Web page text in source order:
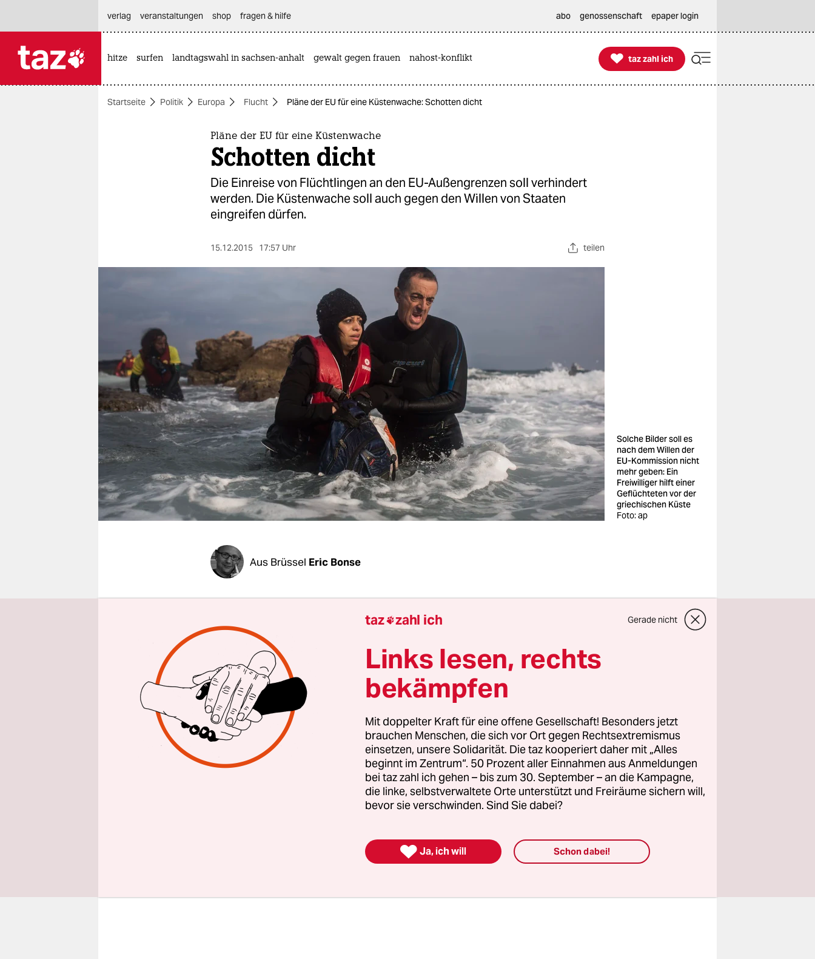
themen
wahrheit
verlag
verlag
veranstaltungen
fragen & hilfe
unterstützen
abo
genossenschaft
verlag
veranstaltungen shop fragen & hilfe abo genossenschaft epaper login
hitze surfen landtagswahl in sachsen-anhalt gewalt gegen frauen nahost-konflikt 
taz zahl ich
taz zahl ich
Startseite Politik Europa Flucht Pläne der EU für eine Küstenwache: Schotten dicht
Pläne der EU für eine Küstenwache
Schotten dicht
Die Einreise von Flüchtlingen an den EU-Außengrenzen soll verhindert
werden. Die Küstenwache soll auch gegen den Willen von Staaten
eingreifen dürfen.
15.12.2015 17:57 Uhr teilen
Solche Bilder soll es
nach dem Willen der
EU-Kommission nicht
mehr geben: Ein
Freiwilliger hilft einer
Geflüchteten vor der
griechischen Küste
Foto: ap
Aus Brüssel Eric Bonse
Erst wurden die Balkanstaaten aufgefordert, Flüchtlinge nicht mehr
„durchzuwinken“. Dann wurde die Türkei beauftragt, Überfahrten
nach Griechenland zu erschweren. Nun folgt der dritte Akt: Die EU-
Kommission will eine europäische Küstenwache schaffen und diese –
wenn nötig auch gegen den Willen Athens – in der Ägäis einsetzen.
Das geht aus einem Entwurf hervor, den die Brüsseler Behörde am
Dienstag in Straßburg vorgestellt hat. Wie schon die ersten beiden
Schritte ist auch dieser eng mit Kanzlerin Angela Merkel (CDU)
abgestimmt. Kommissionschef Jean-Claude Juncker hat sich für den
Grenzschutzplan eingesetzt; beim EU-Gipfel am Donnerstag will er ihn
gemeinsam mit Merkel voranbringen.
taz zahl ich Gerade nicht
Links lesen, rechts
bekämpfen
Mit doppelter Kraft für eine offene Gesellschaft! Besonders jetzt
brauchen Menschen, die sich vor Ort gegen Rechtsextremismus
einsetzen, unsere Solidarität. Die taz kooperiert daher mit „Alles
beginnt im Zentrum“. 50 Prozent aller Einnahmen aus Anmeldungen
bei taz zahl ich gehen – bis zum 30. September – an die Kampagne,
die linke, selbstverwaltete Orte unterstützt und Freiräume sichern will,
bevor sie verschwinden. Sind Sie dabei?
 Ja, ich will Schon dabei!